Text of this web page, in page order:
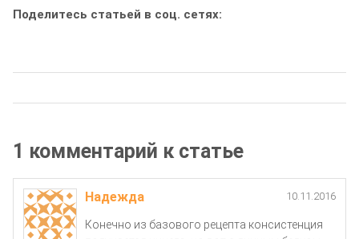
Поделитесь статьей в соц. сетях:
1 комментарий к статье
Надежда 10.11.2016
Конечно из базового рецепта консистенция